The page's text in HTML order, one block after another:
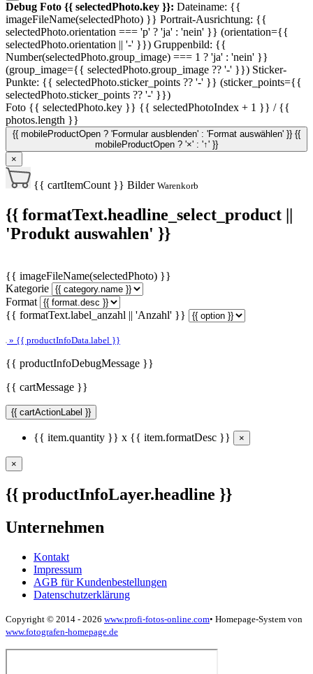
Debug Foto {{ selectedPhoto.key }}: Dateiname: {{
imageFileName(selectedPhoto) }} Portrait-Ausrichtung: {{
selectedPhoto.orientation === 'p' ? 'ja' : 'nein' }} (orientation={{
selectedPhoto.orientation || '-' }}) Gruppenbild: {{
Number(selectedPhoto.group_image) === 1 ? 'ja' : 'nein' }}
(group_image={{ selectedPhoto.group_image ?? '-' }}) Sticker-
Punkte: {{ selectedPhoto.sticker_points ?? '-' }} (sticker_points={{
selectedPhoto.sticker_points ?? '-' }})
Foto {{ selectedPhoto.key }} {{ selectedPhotoIndex + 1 }} / {{
photos.length }}
{{ mobileProductOpen ? 'Formular ausblenden' : 'Format auswählen' }} {{
mobileProductOpen ? '×' : '↑' }}
×
{{ cartItemCount }} Bilder Warenkorb
{{ formatText.headline_select_product ||
'Produkt auswahlen' }}
{{ imageFileName(selectedPhoto) }}
Kategorie
Format
{{ formatText.label_anzahl || 'Anzahl' }}
» {{ productInfoData.label }}
{{ productInfoDebugMessage }}
{{ cartMessage }}
{{ cartActionLabel }}
{{ item.quantity }} x {{ item.formatDesc }} ×
×
{{ productInfoLayer.headline }}
Unternehmen
Kontakt
Impressum
AGB für Kundenbestellungen
Datenschutzerklärung
Copyright © 2014 - 2026 www.profi-fotos-online.com• Homepage-System von
www.fotografen-homepage.de